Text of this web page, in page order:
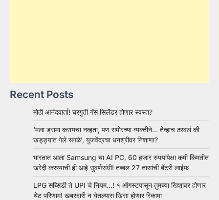
Recent Posts
मोठी आनंदवार्ता! घरगुती गॅस सिलेंडर होणार स्वस्त?
‘मला ड्रामा करायचा नव्हता, पण समोरच्या व्यक्तीने… तेव्हाच ठरवलं की
खड्ड्यात गेले सगळे’, युजवेंद्रचा धनश्रीवर निशाणा?
भारतात आला Samsung चा AI PC, 60 हजार रुपयांपेक्षा कमी किंमतीत
खरेदी करण्याची ही आहे सुवर्णसंधी! तब्बल 27 तासांची बॅटरी लाईफ
LPG सब्सिडी ते UPI चे नियम…! १ ऑगस्टपासून तुमच्या खिशावर होणार
थेट परिणाम! खबरदारी न घेतल्यास खिसा होणार रिकामा